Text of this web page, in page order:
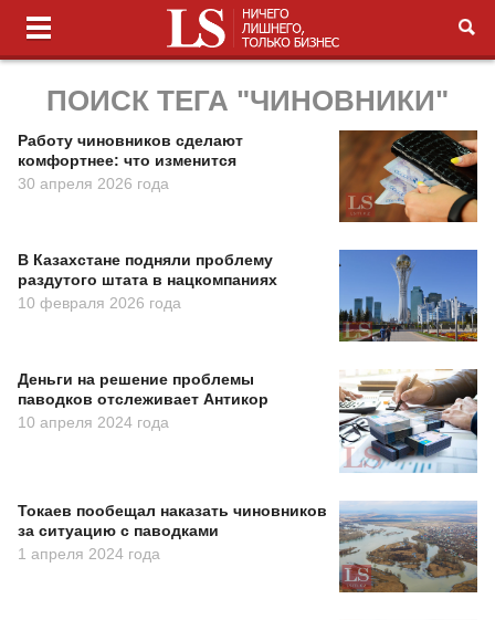
ПОИСК ТЕГА "ЧИНОВНИКИ"
Работу чиновников сделают
комфортнее: что изменится
30 апреля 2026 года
В Казахстане подняли проблему
раздутого штата в нацкомпаниях
10 февраля 2026 года
Деньги на решение проблемы
паводков отслеживает Антикор
10 апреля 2024 года
Токаев пообещал наказать чиновников
за ситуацию с паводками
1 апреля 2024 года